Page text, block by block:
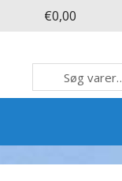
€0,00
efter: